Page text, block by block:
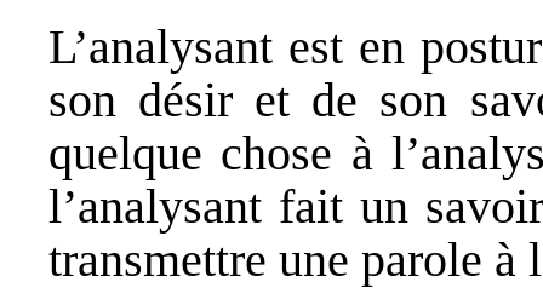
L’analysant est en
son désir et de son
quelque chose à
l’analysant fait un
transmettre une parole à